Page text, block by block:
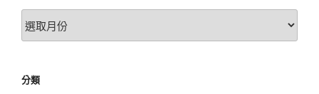
文
章
分類